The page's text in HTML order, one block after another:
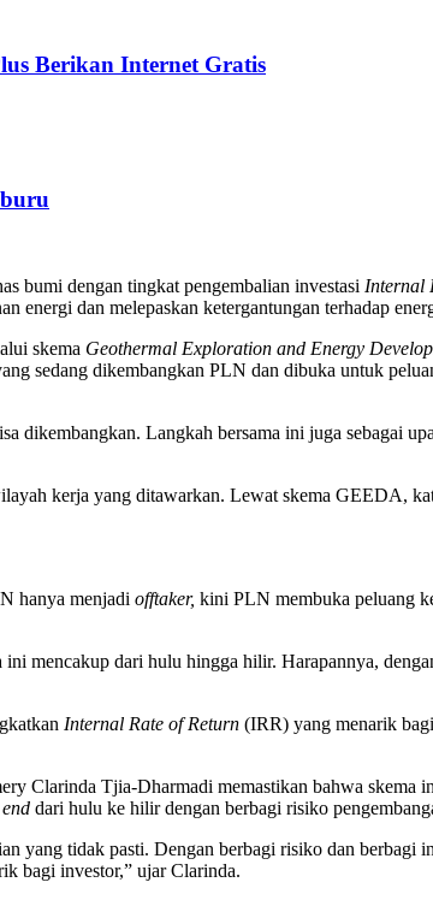
Berikan Internet Gratis
bumi dengan tingkat pengembalian investasi Internal
energi dan melepaskan ketergantungan terhadap
skema Geothermal Exploration and Energy
sedang dikembangkan PLN dan dibuka untuk
dikembangkan. Langkah bersama ini juga sebagai
kerja yang ditawarkan. Lewat skema GEEDA,
hanya menjadi offtaker, kini PLN membuka peluang
ini mencakup dari hulu hingga hilir. Harapannya,
Internal Rate of Return (IRR) yang menarik
Clarinda Tjia-Dharmadi memastikan bahwa
dari hulu ke hilir dengan berbagi risiko
yang tidak pasti. Dengan berbagi risiko dan berbagi
bagi investor,” ujar Clarinda.